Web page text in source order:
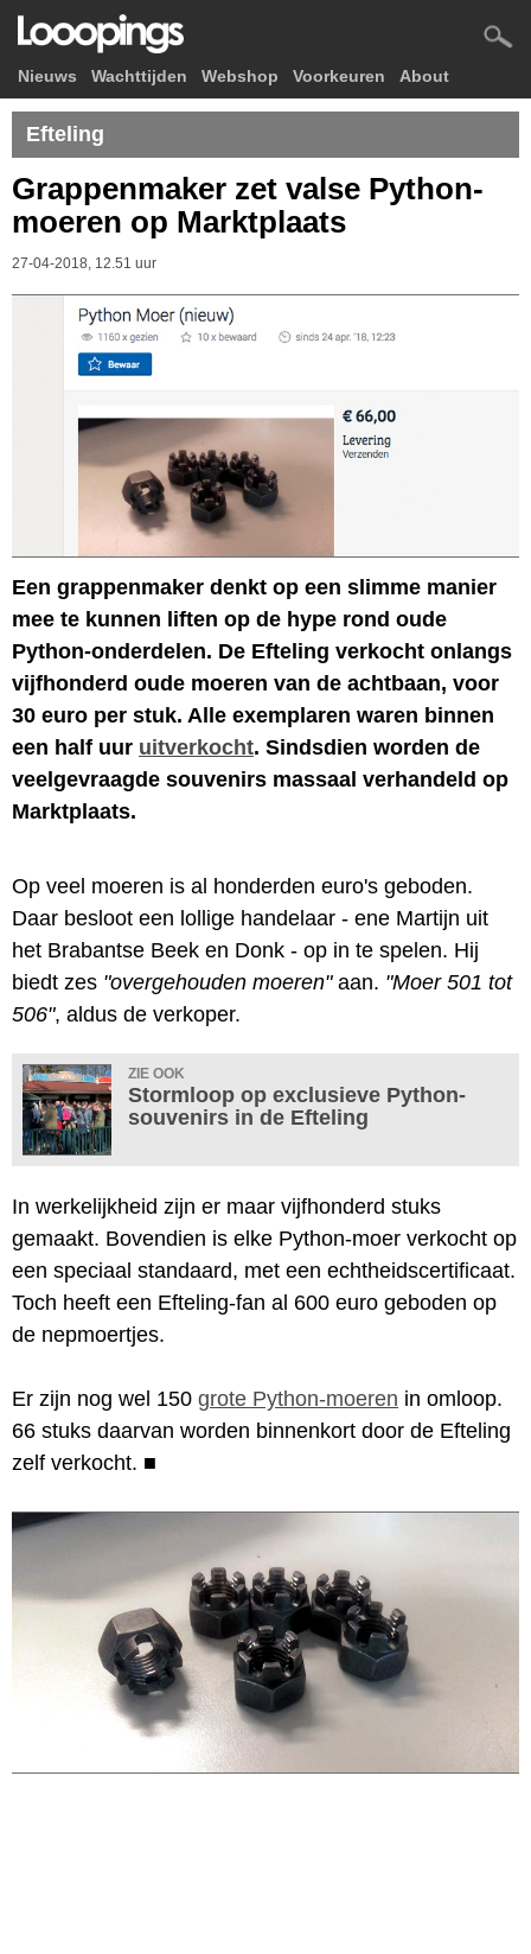
Nieuws Wachttijden Webshop Voorkeuren About
Efteling
Grappenmaker zet valse Python-
moeren op Marktplaats
27-04-2018, 12.51 uur
Een grappenmaker denkt op een slimme manier
mee te kunnen liften op de hype rond oude
Python-onderdelen. De Efteling verkocht onlangs
vijfhonderd oude moeren van de achtbaan, voor
30 euro per stuk. Alle exemplaren waren binnen
een half uur uitverkocht. Sindsdien worden de
veelgevraagde souvenirs massaal verhandeld op
Marktplaats.
Op veel moeren is al honderden euro's geboden.
Daar besloot een lollige handelaar - ene Martijn uit
het Brabantse Beek en Donk - op in te spelen. Hij
biedt zes "overgehouden moeren"aan. "Moer 501 tot
506", aldus de verkoper.
ZIE OOK
Stormloop op exclusieve Python-
souvenirs in de Efteling
In werkelijkheid zijn er maar vijfhonderd stuks
gemaakt. Bovendien is elke Python-moer verkocht op
een speciaal standaard, met een echtheidscertificaat.
Toch heeft een Efteling-fan al 600 euro geboden op
de nepmoertjes.
Er zijn nog wel 150 grote Python-moeren in omloop.
66 stuks daarvan worden binnenkort door de Efteling
zelf verkocht. ■